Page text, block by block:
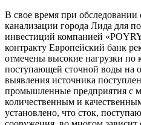
В свое время при
канализации города Лида для
инвестиций компанией
контракту Европейский банк
отмечены высокие нагрузки по
поступающей сточной воды на
выявления источника
промышленные предприятия с
количественным и
установлено, что сток,